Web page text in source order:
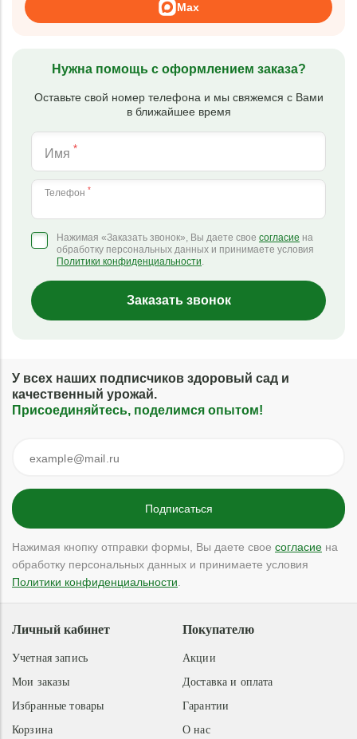
Max
Нужна помощь с оформлением заказа?
Оставьте свой номер телефона и мы свяжемся с Вами
в ближайшее время
Имя *
Телефон *
Нажимая «Заказать звонок», Вы даете свое согласие на
обработку персональных данных и принимаете условия
Политики конфиденциальности.
Заказать звонок
У всех наших подписчиков здоровый сад и
качественный урожай.
Присоединяйтесь, поделимся опытом!
Нажимая кнопку отправки формы, Вы даете свое согласие на
обработку персональных данных и принимаете условия
Политики конфиденциальности
Покупателю
Акции
Доставка и оплата
Гарантии
О нас
Личный кабинет
Учетная запись
Мои заказы
Избранные товары
Корзина